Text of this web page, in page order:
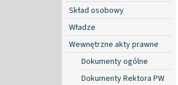
Skład osobowy
Władze
Wewnętrzne akty prawne
Dokumenty ogólne
Dokumenty Rektora PW